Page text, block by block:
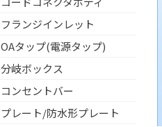
フランジインレット
OAタップ(電源タップ)
分岐ボックス
コンセントバー
プレート/防水形プレート